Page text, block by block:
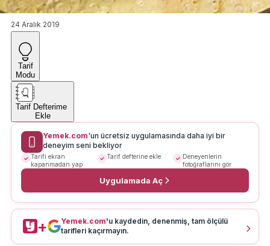
24 Aralık 2019
Tarif
Modu
Tarif Defterime
Ekle
Yemek.com'un ücretsiz uygulamasında daha iyi bir
deneyim seni bekliyor
Tarifi ekran
kapanmadan yap
Tarif defterine ekle
Deneyenlerin
fotoğraflarını gör
Uygulamada Aç
+ Yemek.com'u kaydedin, denenmiş, tam ölçülü
tarifleri kaçırmayın.